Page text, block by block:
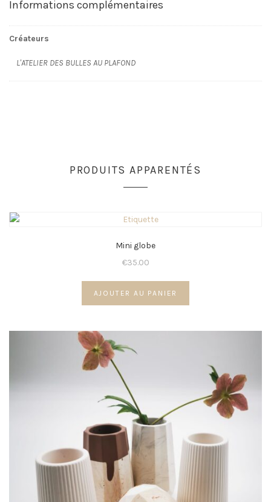
Informations complémentaires
Créateurs
L'ATELIER DES BULLES AU PLAFOND
PRODUITS APPARENTÉS
Mini globe
€35.00
AJOUTER AU PANIER